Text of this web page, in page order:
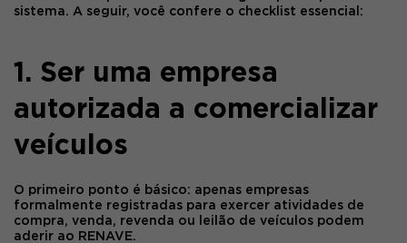
sistema. A seguir, você confere o checklist essencial:
1. Ser uma empresa
autorizada a comercializar
veículos
O primeiro ponto é básico: apenas empresas
formalmente registradas para exercer atividades de
compra, venda, revenda ou leilão de veículos podem
aderir ao RENAVE.